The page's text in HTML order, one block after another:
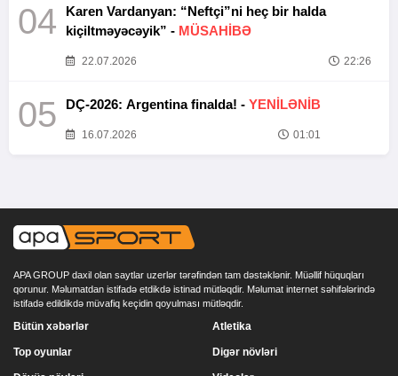
04
Karen Vardanyan: “Neftçi”ni heç bir halda
kiçiltməyəcəyik” - MÜSAHİBƏ
22.07.2026 22:26
05 DÇ-2026: Argentina finalda! - YENİLƏNİB
16.07.2026 01:01
APA GROUP daxil olan saytlar uzerlər tərəfindən tam dəstəklənir. Müəllif hüquqları
qorunur. Məlumatdan istifadə etdikdə istinad mütləqdir. Məlumat internet səhifələrində
istifadə edildikdə müvafiq keçidin qoyulması mütləqdir.
Bütün xəbərlər
Top oyunlar
Atletika
Digər növləri